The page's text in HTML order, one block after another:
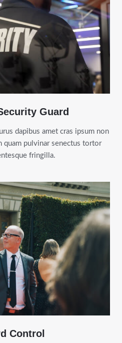
Guard
dapibus amet cras ipsum non
quam pulvinar senectus tortor
fringilla.
Control